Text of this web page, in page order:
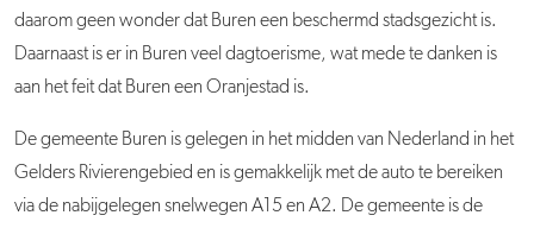
daarom geen wonder dat Buren een beschermd stadsgezicht is.
Daarnaast is er in Buren veel dagtoerisme, wat mede te danken is
aan het feit dat Buren een Oranjestad is.
Degemeente Buren is gelegen in het midden van Nederland in het
Gelders Rivierengebied en is gemakkelijk met de auto te bereiken
via de nabijgelegen snelwegen A15 en A2. De gemeente is de